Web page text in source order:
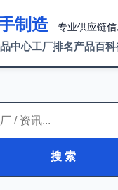
制造 专业供应链
中心工厂排名产品百科
搜 索